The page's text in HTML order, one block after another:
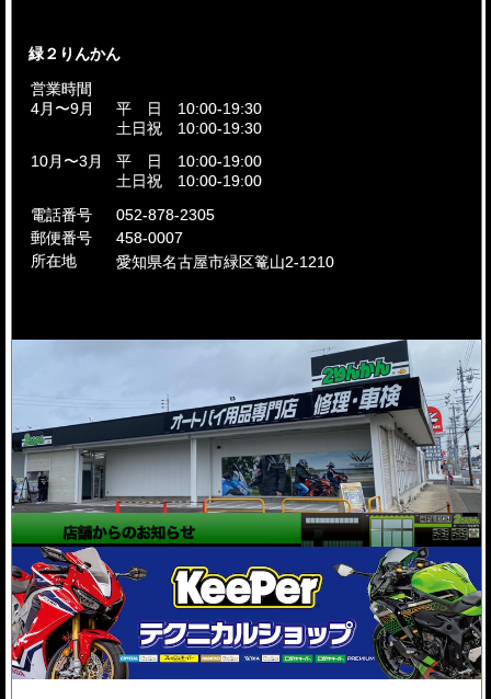
緑２りんかん
営業時間
4月〜9月
平 日 10:00-19:30
土日祝 10:00-19:30
10月〜3月
平 日 10:00-19:00
土日祝 10:00-19:00
電話番号
052-878-2305
郵便番号
458-0007
所在地
愛知県名古屋市緑区篭山2-1210